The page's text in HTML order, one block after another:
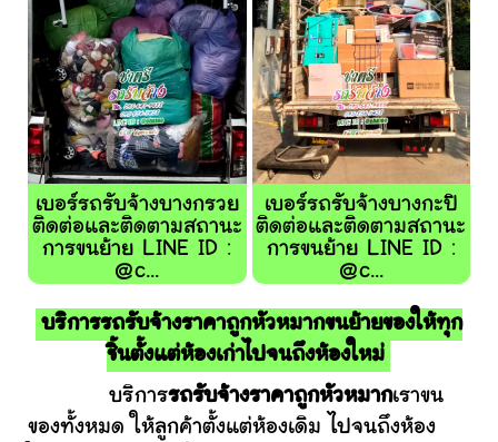
เบอร์รถรับจ้างบางกรวย
ติดต่อและติดตามสถานะ
การขนย้าย LINE ID :
@c...
เบอร์รถรับจ้างบางกะปิ
ติดต่อและติดตามสถานะ
การขนย้าย LINE ID :
@c...
บริการรถรับจ้างราคาถูกหัวหมากขนย้ายของให้ทุก
ชิ้นตั้งแต่ห้องเก่าไปจนถึงห้องใหม่
บริการรถรับจ้างราคาถูกหัวหมากเราขน
ของทั้งหมด ให้ลูกค้าตั้งแต่ห้องเดิม ไปจนถึงห้อง